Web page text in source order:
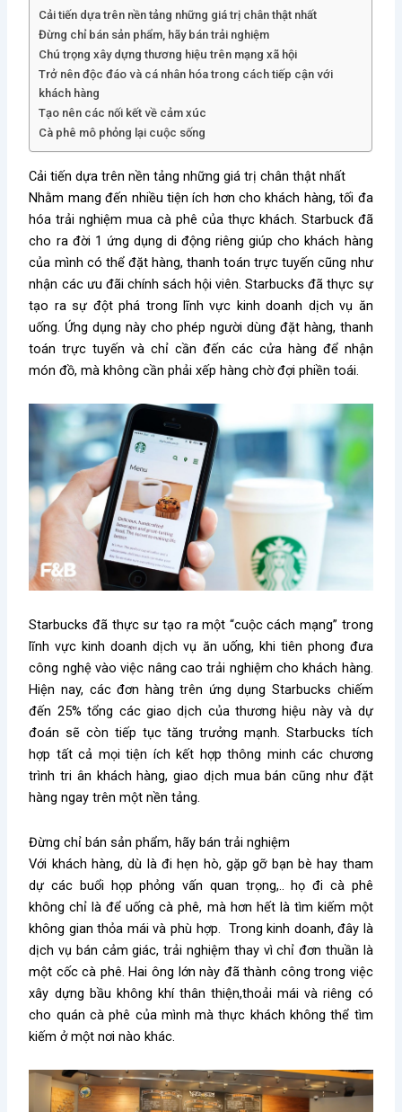
Cải tiến dựa trên nền tảng những giá trị chân thật nhất
Đừng chỉ bán sản phẩm, hãy bán trải nghiệm
Chú trọng xây dựng thương hiệu trên mạng xã hội
Trở nên độc đáo và cá nhân hóa trong cách tiếp cận với
khách hàng
Tạo nên các nối kết về cảm xúc
Cà phê mô phỏng lại cuộc sống
Cải tiến dựa trên nền tảng những giá trị chân thật nhất
Nhằm mang đến nhiều tiện ích hơn cho khách hàng, tối đa
hóa trải nghiệm mua cà phê của thực khách. Starbuck đã
cho ra đời 1 ứng dụng di động riêng giúp cho khách hàng
của mình có thể đặt hàng, thanh toán trực tuyến cũng như
nhận các ưu đãi chính sách hội viên. Starbucks đã thực sự
tạo ra sự đột phá trong lĩnh vực kinh doanh dịch vụ ăn
uống. Ứng dụng này cho phép người dùng đặt hàng, thanh
toán trực tuyến và chỉ cần đến các cửa hàng để nhận
món đồ, mà không cần phải xếp hàng chờ đợi phiền toái.
Starbucks đã thực sư tạo ra một “cuộc cách mạng” trong
lĩnh vực kinh doanh dịch vụ ăn uống, khi tiên phong đưa
công nghệ vào việc nâng cao trải nghiệm cho khách hàng.
Hiện nay, các đơn hàng trên ứng dụng Starbucks chiếm
đến 25% tổng các giao dịch của thương hiệu này và dự
đoán sẽ còn tiếp tục tăng trưởng mạnh. Starbucks tích
hợp tất cả mọi tiện ích kết hợp thông minh các chương
trình tri ân khách hàng, giao dịch mua bán cũng như đặt
hàng ngay trên một nền tảng.
Đừng chỉ bán sản phẩm, hãy bán trải nghiệm
Với khách hàng, dù là đi hẹn hò, gặp gỡ bạn bè hay tham
dự các buổi họp phỏng vấn quan trọng,.. họ đi cà phê
không chỉ là để uống cà phê, mà hơn hết là tìm kiếm một
không gian thỏa mái và phù hợp. Trong kinh doanh, đây là
dịch vụ bán cảm giác, trải nghiệm thay vì chỉ đơn thuần là
một cốc cà phê. Hai ông lớn này đã thành công trong việc
xây dựng bầu không khí thân thiện,thoải mái và riêng có
cho quán cà phê của mình mà thực khách không thể tìm
kiếm ở một nơi nào khác.